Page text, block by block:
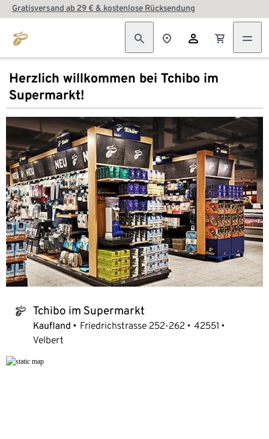
Gratisversand ab 29 € & kostenlose Rücksendung
Herzlich willkommen bei Tchibo im
Supermarkt!
tchibo_logo Tchibo im Supermarkt
Kaufland Friedrichstrasse 252-262
42551
Velbert